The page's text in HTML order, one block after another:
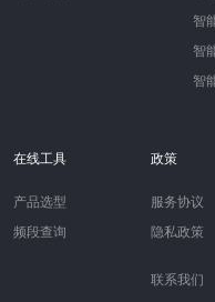
智
智
智
在线工具
产品选型
频段查询
政策
服务协议
隐私政策
联系我们